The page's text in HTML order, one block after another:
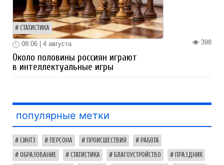
СТАТИСТИКА
398
08:06 | 4 августа
Около половины россиян играют
в интеллектуальные игры
популярные метки
СИНТЗ ПЕРСОНА ПРОИСШЕСТВИЯ РАБОТА
ОБРАЗОВАНИЕ СТАТИСТИКА БЛАГОУСТРОЙСТВО ПРАЗДНИК